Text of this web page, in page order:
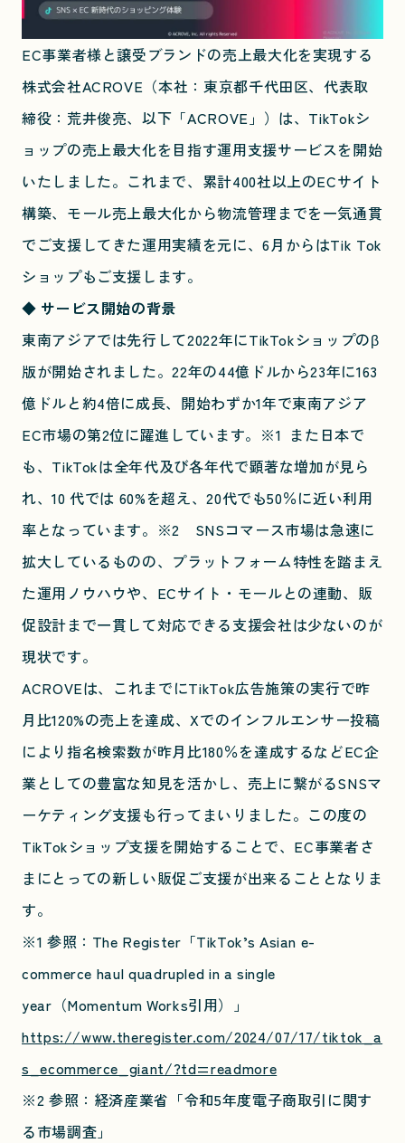
EC事業者様と譲受ブランドの売上最大化を実現する
株式会社ACROVE（本社：東京都千代田区、代表取
締役：荒井俊亮、以下「ACROVE」）は、TikTokシ
ョップの売上最大化を目指す運用支援サービスを開始
いたしました。これまで、累計400社以上のECサイト
構築、モール売上最大化から物流管理までを一気通貫
でご支援してきた運用実績を元に、6月からはTik Tok
ショップもご支援します。
◆ サービス開始の背景
東南アジアでは先行して2022年にTikTokショップのβ
版が開始されました。22年の44億ドルから23年に163
億ドルと約4倍に成長、開始わずか1年で東南アジア
EC市場の第2位に躍進しています。※1 また日本で
も、TikTokは全年代及び各年代で顕著な増加が見ら
れ、10 代では 60%を超え、20代でも50％に近い利用
率となっています。※2 SNSコマース市場は急速に
拡大しているものの、プラットフォーム特性を踏まえ
た運用ノウハウや、ECサイト・モールとの連動、販
促設計まで一貫して対応できる支援会社は少ないのが
現状です。
ACROVEは、これまでにTikTok広告施策の実行で昨
月比120%の売上を達成、Xでのインフルエンサー投稿
により指名検索数が昨月比180％を達成するなどEC企
業としての豊富な知見を活かし、売上に繋がるSNSマ
ーケティング支援も行ってまいりました。この度の
TikTokショップ支援を開始することで、EC事業者さ
まにとっての新しい販促ご支援が出来ることとなりま
す。
※1 参照：The Register「TikTok’s Asian e-
commerce haul quadrupled in a single
year（Momentum Works引用）」
https://www.theregister.com/2024/07/17/tiktok_a
s_ecommerce_giant/?td=readmore
※2 参照：経済産業省「令和5年度電子商取引に関す
る市場調査」